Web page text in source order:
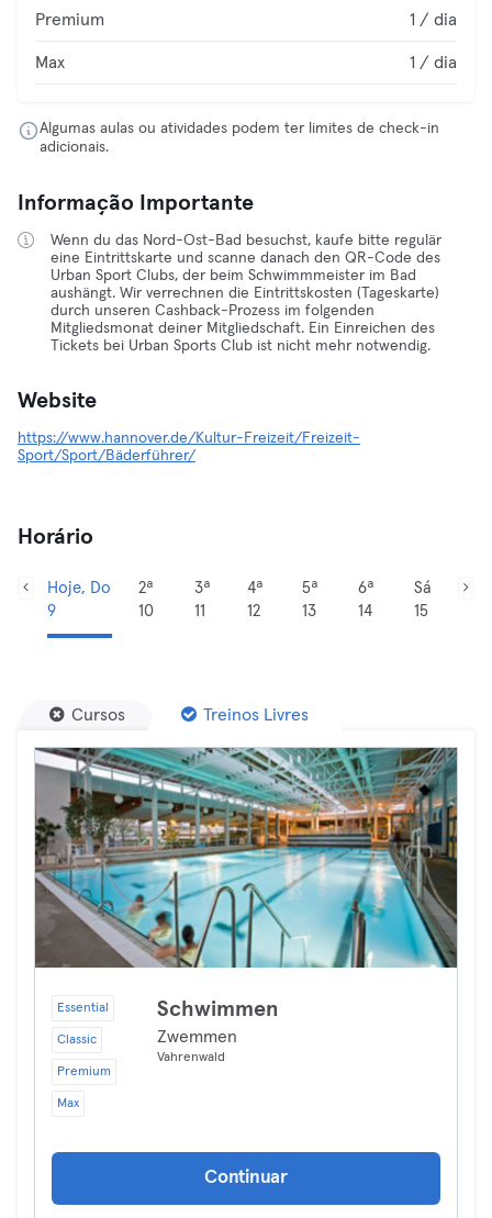
Premium 1 / dia
Max 1 / dia
Algumas aulas ou atividades podem ter limites de check-in
adicionais.
Informação Importante
Wenn du das Nord-Ost-Bad besuchst, kaufe bitte regulär
eine Eintrittskarte und scanne danach den QR-Code des
Urban Sport Clubs, der beim Schwimmmeister im Bad
aushängt. Wir verrechnen die Eintrittskosten (Tageskarte)
durch unseren Cashback-Prozess im folgenden
Mitgliedsmonat deiner Mitgliedschaft. Ein Einreichen des
Tickets bei Urban Sports Club ist nicht mehr notwendig.
Website
https://www.hannover.de/Kultur-Freizeit/Freizeit-
Sport/Sport/Bäderführer/
Horário
Hoje, Do
9
2ª
10
3ª
11
4ª
12
5ª
13
6ª
14
Sá
15
Cursos Treinos Livres
Essential
Classic
Premium
Max
Schwimmen
Zwemmen
Vahrenwald
Continuar